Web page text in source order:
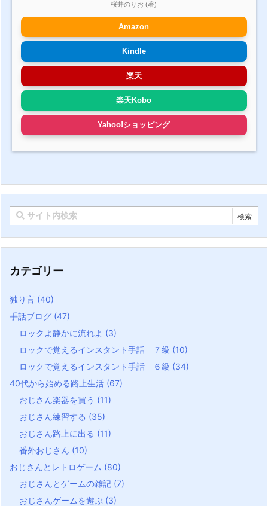
桜井のりお (著)
Amazon
Kindle
楽天
楽天Kobo
Yahoo!ショッピング
カテゴリー
独り言 (40)
手話ブログ (47)
ロックよ静かに流れよ (3)
ロックで覚えるインスタント手話 ７級 (10)
ロックで覚えるインスタント手話 ６級 (34)
40代から始める路上生活 (67)
おじさん楽器を買う (11)
おじさん練習する (35)
おじさん路上に出る (11)
番外おじさん (10)
おじさんとレトロゲーム (80)
おじさんとゲームの雑記 (7)
おじさんゲームを遊ぶ (3)